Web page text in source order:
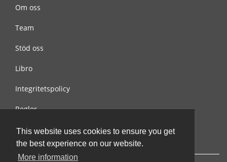
This website uses cookies to ensure you get
the best experience on our website.
More information
Om oss
Team
Stöd oss
Libro
Integritetspolicy
Regler
Kontakta oss